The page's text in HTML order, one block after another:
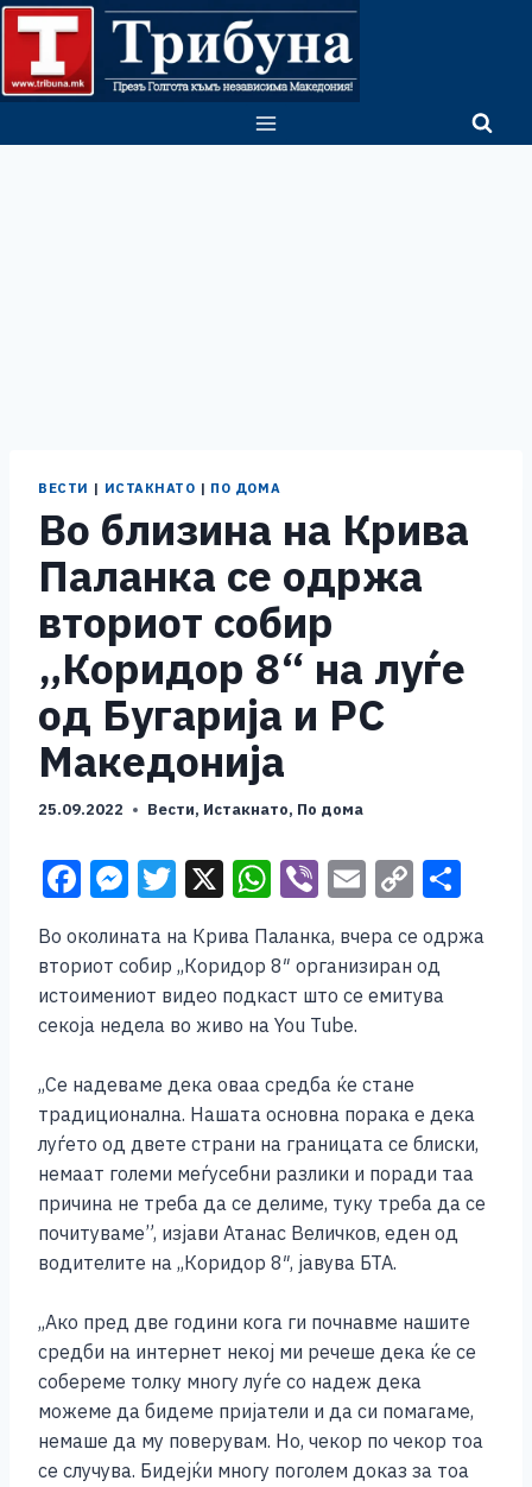
Skip
content
ВЕСТИ | ИСТАКНАТО | ПО ДОМА
Во близина на Крива
Паланка се одржа
вториот собир
„Коридор 8“ на луѓе
од Бугарија и РС
Македонија
25.09.2022 Вести, Истакнато, По дома
F
c
e
b
o
o
k
M
ss
e
n
g
er
T
wi
tt
er
X W
at
s
A
p
p
Vi
er
E
ai
l
C
p
y
k
ar
Во околината на Крива Паланка, вчера се одржа
вториот собир ,,Коридор 8″ организиран од
истоимениот видео подкаст што се емитува
секоја недела во живо на You Tube.
,,Се надеваме дека оваа средба ќе стане
традиционална. Нашата основна порака е дека
луѓето од двете страни на границата се блиски,
немаат големи меѓусебни разлики и поради таа
причина не треба да се делиме, туку треба да се
почитуваме”, изјави Атанас Величков, еден од
водителите на ,,Коридор 8″, јавува БТА.
,,Ако пред две години кога ги почнавме нашите
средби на интернет некој ми речеше дека ќе се
собереме толку многу луѓе со надеж дека
можеме да бидеме пријатели и да си помагаме,
немаше да му поверувам. Но, чекор по чекор тоа
се случува. Бидејќи многу поголем доказ за тоа